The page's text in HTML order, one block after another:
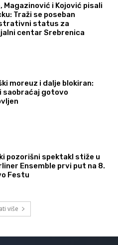
Magazinović i Kojović pisali
Traži se poseban
status za
centar Srebrenica
moreuz i dalje blokiran:
saobraćaj gotovo
pozorišni spektakl stiže u
Ensemble prvi put na 8.
Festu
više